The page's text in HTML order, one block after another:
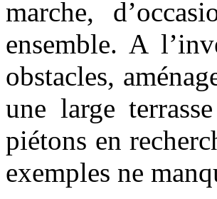
marche,
ensemble. A
obstacles,
une large
piétons en
exemples ne